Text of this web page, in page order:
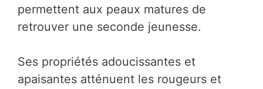
permettent aux peaux matures de
retrouver une seconde jeunesse.
Ses propriétés adoucissantes et
apaisantes atténuent les rougeurs et